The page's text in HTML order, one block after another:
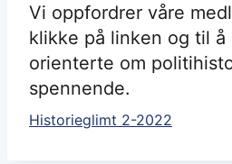
Vi oppfordrer våre
klikke på linken og til å
orienterte om
spennende.
Historieglimt 2-2022